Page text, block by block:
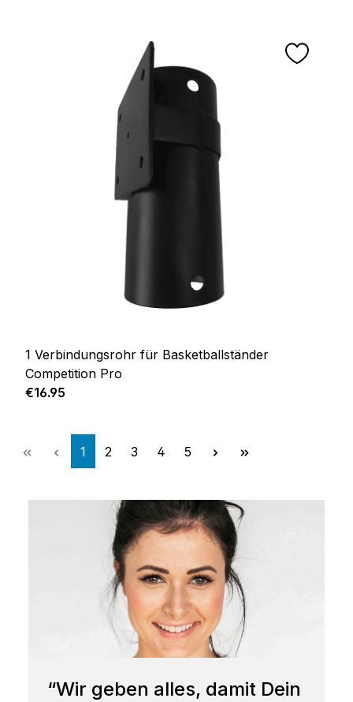
1 Verbindungsrohr für Basketballständer
Competition Pro
Regular price:
€16.95
Page
1 Page
2 Page
3 Page
4 Page
5
“Wir geben alles, damit Dein